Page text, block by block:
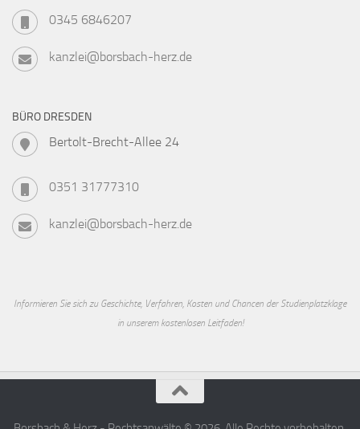
0345 6846207
kanzlei@borsbach-herz.de
BÜRO DRESDEN
Bertolt-Brecht-Allee 24
0351 31777310
kanzlei@borsbach-herz.de
Informieren Sie sich zu Geschichte, Verfahren, Kosten und Chancen der Studienplatzklage
in unserem kostenlosen Leitfaden!